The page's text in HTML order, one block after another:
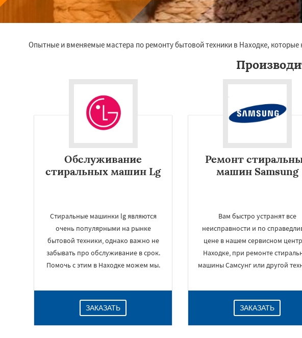
Опытные и вменяемые мастера по ремонту бытовой техники в Находке, которые
Обслуживание
стиральных машин Lg
Стиральные машинки lg являются
очень популярными на рынке
бытовой техники, однако важно не
забывать про обслуживание в срок.
Помочь с этим в Находке можем мы.
ЗАКАЗАТЬ
Ремонт
машин Samsung
Вам быстро устранят все
неисправности и по
цене в нашем сервисном
Находке, при ремонте
машины Самсунг или другой
ЗАКАЗАТЬ